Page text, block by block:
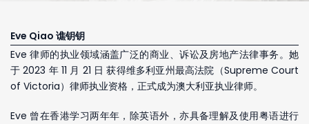
Eve Qiao 谯钥钥
Eve 律师的执业领域涵盖广泛的商业、诉讼及房地产法律事务。她
于 2023 年 11 月 21 日 获得维多利亚州最高法院（Supreme Court
of Victoria）律师执业资格，正式成为澳大利亚执业律师。
Eve 曾在香港学习两年年，除英语外，亦具备理解及使用粤语进行